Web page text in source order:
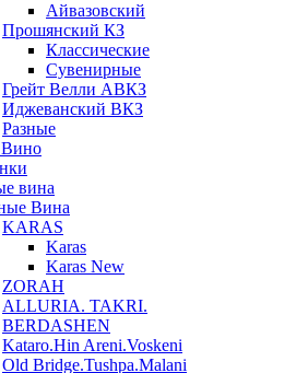
Айвазовский
Прошянский КЗ
Классические
Сувенирные
Грейт Велли АВКЗ
Иджеванский ВКЗ
Разные
Вино
вина
Вина
KARAS
Karas
Karas New
ZORAH
ALLURIA. TAKRI.
BERDASHEN
Kataro.Hin Areni.Voskeni
Old Bridge.Tushpa.Malani